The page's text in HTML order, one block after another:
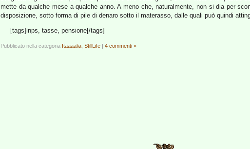
mette da qualche mese a qualche anno. A meno che, naturalmente, non si dia per
disposizione, sotto forma di pile di denaro sotto il materasso, dalle quali può quindi
[tags]inps, tasse, pensione[/tags]
Pubblicato nella categoria Itaaaalia StillLife | 4 commenti »